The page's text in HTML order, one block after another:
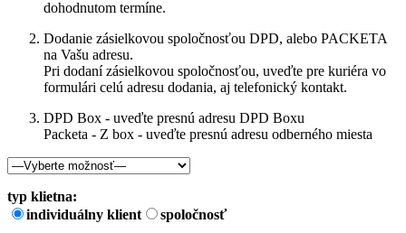
dohodnutom termíne.
Dodanie zásielkovou spoločnosťou DPD, alebo PACKETA
na Vašu adresu.
Pri dodaní zásielkovou spoločnosťou, uveďte pre kuriéra vo
formulári celú adresu dodania, aj telefonický kontakt.
DPD Box - uveďte presnú adresu DPD Boxu
Packeta - Z box - uveďte presnú adresu odberného miesta
typ klietna:
individuálny klient
spoločnosť